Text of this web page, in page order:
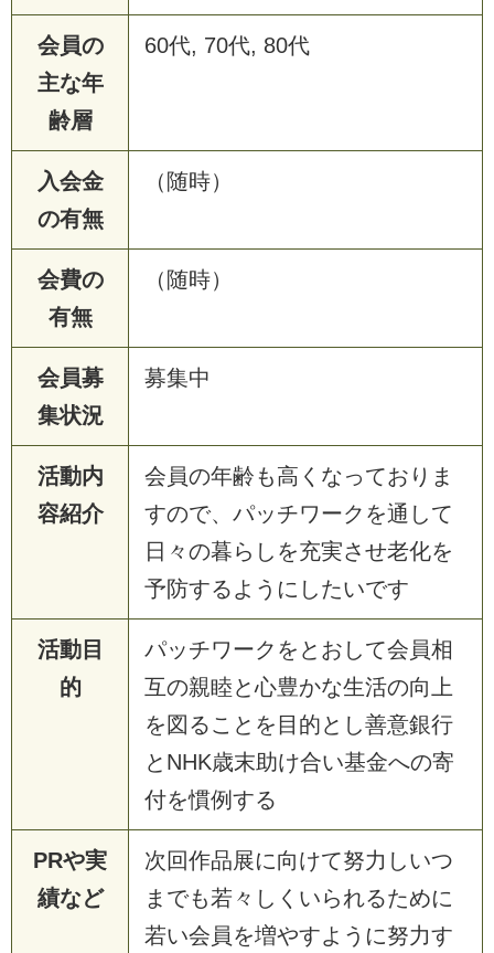
会員の
主な年
齢層
60代, 70代, 80代
入会金
の有無
（随時）
会費の
有無
（随時）
会員募
集状況
募集中
活動内
容紹介
会員の年齢も高くなっておりま
すので、パッチワークを通して
日々の暮らしを充実させ老化を
予防するようにしたいです
活動目
的
パッチワークをとおして会員相
互の親睦と心豊かな生活の向上
を図ることを目的とし善意銀行
とNHK歳末助け合い基金への寄
付を慣例する
PRや実
績など
次回作品展に向けて努力しいつ
までも若々しくいられるために
若い会員を増やすように努力す